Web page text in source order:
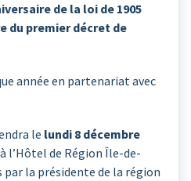
de la loi de 1905
du premier décret de
année en partenariat avec
le lundi 8 décembre
l’Hôtel de Région Île-de-
par la présidente de la région